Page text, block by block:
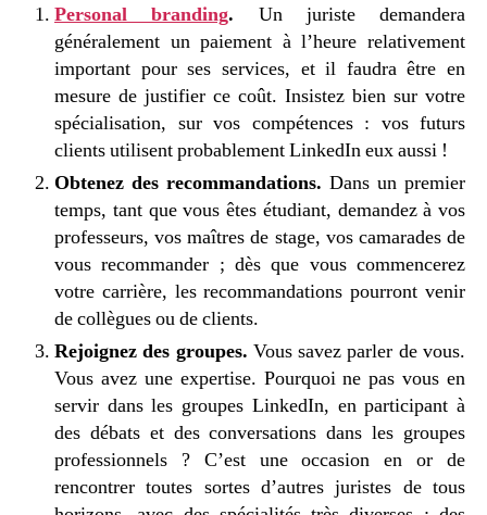
Personal branding. Un juriste demandera
généralement un paiement à l’heure relativement
important pour ses services, et il faudra être en
mesure de justifier ce coût. Insistez bien sur votre
spécialisation, sur vos compétences : vos futurs
clients utilisent probablement LinkedIn eux aussi !
Obtenez des recommandations. Dans un premier
temps, tant que vous êtes étudiant, demandez à vos
professeurs, vos maîtres de stage, vos camarades de
vous recommander ; dès que vous commencerez
votre carrière, les recommandations pourront venir
de collègues ou de clients.
Rejoignez des groupes. Vous savez parler de vous.
Vous avez une expertise. Pourquoi ne pas vous en
servir dans les groupes LinkedIn, en participant à
des débats et des conversations dans les groupes
professionnels ? C’est une occasion en or de
rencontrer toutes sortes d’autres juristes de tous